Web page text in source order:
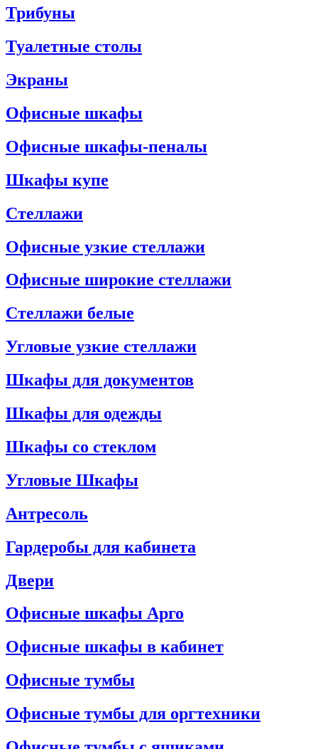
Трибуны
Туалетные столы
Экраны
Офисные шкафы
Офисные шкафы-пеналы
Шкафы купе
Стеллажи
Офисные узкие стеллажи
Офисные широкие стеллажи
Стеллажи белые
Угловые узкие стеллажи
Шкафы для документов
Шкафы для одежды
Шкафы со стеклом
Угловые Шкафы
Антресоль
Гардеробы для кабинета
Двери
Офисные шкафы Арго
Офисные шкафы в кабинет
Офисные тумбы
Офисные тумбы для оргтехники